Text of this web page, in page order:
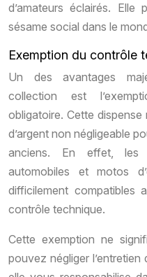
d’amateurs éclairés.
sésame social dans le
Exemption du contrôle
Un des avantages
collection est
obligatoire. Cette
d’argent non négligeable
anciens. En effet, les
automobiles et motos
difficilement compatibles
contrôle technique.
Cette exemption ne
pouvez négliger